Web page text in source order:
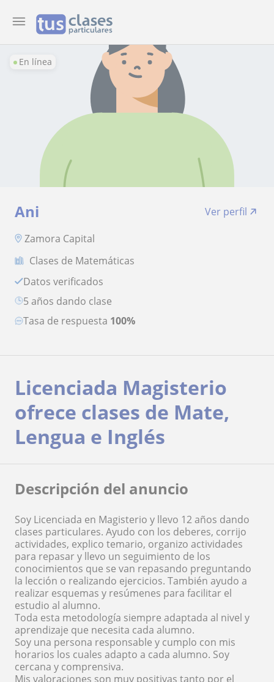
En línea
Ani
Ver perfil
Zamora Capital
Clases de Matemáticas
Datos verificados
5 años dando clase
Tasa de respuesta 100%
Licenciada Magisterio
ofrece clases de Mate,
Lengua e Inglés
Descripción del anuncio
Soy Licenciada en Magisterio y llevo 12 años dando
clases particulares. Ayudo con los deberes, corrijo
actividades, explico temario, organizo actividades
para repasar y llevo un seguimiento de los
conocimientos que se van repasando preguntando
la lección o realizando ejercicios. También ayudo a
realizar esquemas y resúmenes para facilitar el
estudio al alumno.
Toda esta metodología siempre adaptada al nivel y
aprendizaje que necesita cada alumno.
Soy una persona responsable y cumplo con mis
horarios los cuales adapto a cada alumno. Soy
cercana y comprensiva.
Mis valoraciones son muy positivas tanto por el